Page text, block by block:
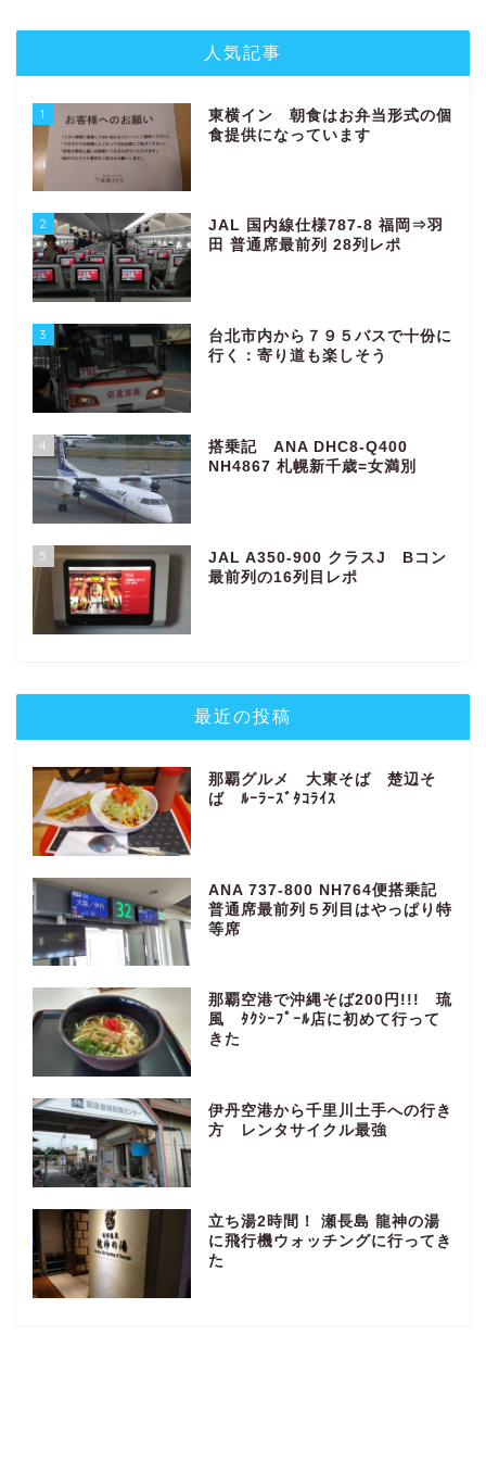
人気記事
1
東横イン 朝食はお弁当形式の個
食提供になっています
2
JAL 国内線仕様787-8 福岡⇒羽
田 普通席最前列 28列レポ
3
台北市内から７９５バスで十份に
行く：寄り道も楽しそう
4
搭乗記 ANA DHC8-Q400
NH4867 札幌新千歳=女満別
5
JAL A350-900 クラスJ Bコン
最前列の16列目レポ
最近の投稿
那覇グルメ 大東そば 楚辺そ
ば ﾙｰﾗｰｽﾞﾀｺﾗｲｽ
ANA 737-800 NH764便搭乗記
普通席最前列５列目はやっぱり特
等席
那覇空港で沖縄そば200円!!! 琉
風 ﾀｸｼｰﾌﾟｰﾙ店に初めて行って
きた
伊丹空港から千里川土手への行き
方 レンタサイクル最強
立ち湯2時間！ 瀬長島 龍神の湯
に飛行機ウォッチングに行ってき
た